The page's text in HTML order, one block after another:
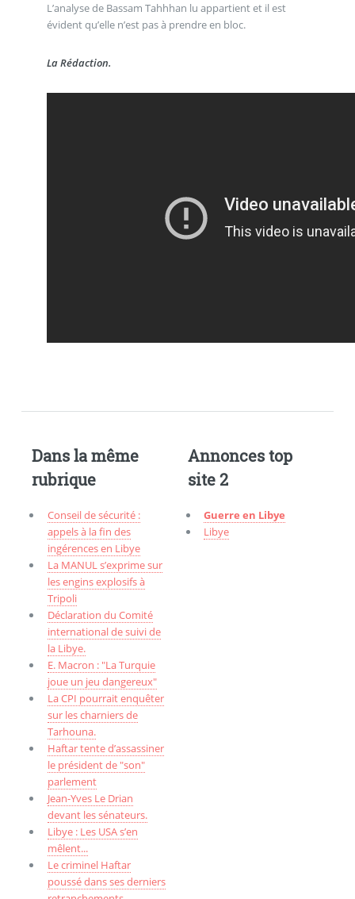
L’analyse de Bassam Tahhhan lu appartient et il est
évident qu’elle n’est pas à prendre en bloc.
La Rédaction.
Dans la même
rubrique
Conseil de sécurité :
appels à la fin des
ingérences en Libye
La MANUL s’exprime sur
les engins explosifs à
Tripoli
Déclaration du Comité
international de suivi de
la Libye.
E. Macron : "La Turquie
joue un jeu dangereux"
La CPI pourrait enquêter
sur les charniers de
Tarhouna.
Haftar tente d’assassiner
le président de "son"
parlement
Jean-Yves Le Drian
devant les sénateurs.
Libye : Les USA s’en
mêlent...
Le criminel Haftar
poussé dans ses derniers
Annonces top
site 2
Guerre en Libye
Libye